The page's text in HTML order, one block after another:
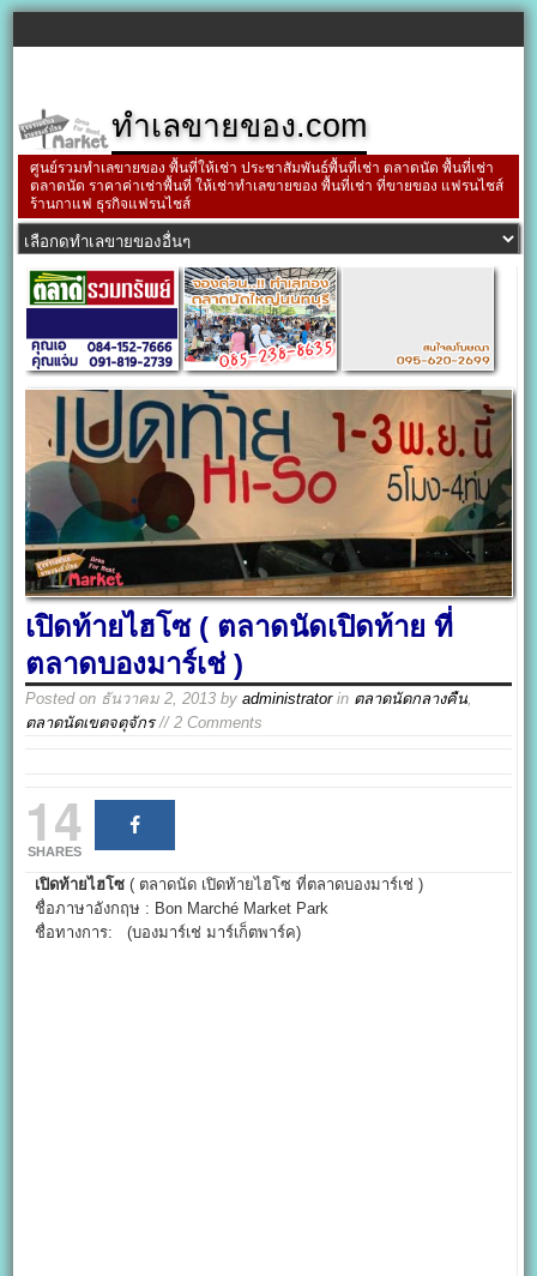
ทำเลขายของ.com
ศูนย์รวมทำเลขายของ พื้นที่ให้เช่า ประชาสัมพันธ์พื้นที่เช่า ตลาดนัด พื้นที่เช่า
ตลาดนัด ราคาค่าเช่าพื้นที่ ให้เช่าทำเลขายของ พื้นที่เช่า ที่ขายของ แฟรนไชส์
ร้านกาแฟ ธุรกิจแฟรนไชส์
เปิดท้ายไฮโซ ( ตลาดนัดเปิดท้าย ที่
ตลาดบองมาร์เช่ )
Posted on ธันวาคม 2, 2013 byadministratorin ตลาดนัดกลางคืน,
ตลาดนัดเขตจตุจักร// 2 Comments
14
SHARES
เปิดท้ายไฮโซ ( ตลาดนัด เปิดท้ายไฮโซ ที่ตลาดบองมาร์เช่ )
ชื่อภาษาอังกฤษ : Bon Marché Market Park
ชื่อทางการ: (บองมาร์เช่ มาร์เก็ตพาร์ค)